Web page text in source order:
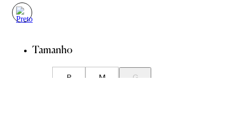
Tamanho
P M G